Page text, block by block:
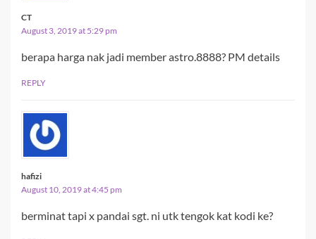
CT
August 3, 2019 at 5:29 pm
berapa harga nak jadi member astro.8888? PM details
REPLY
hafizi
August 10, 2019 at 4:45 pm
berminat tapi x pandai sgt. ni utk tengok kat kodi ke?